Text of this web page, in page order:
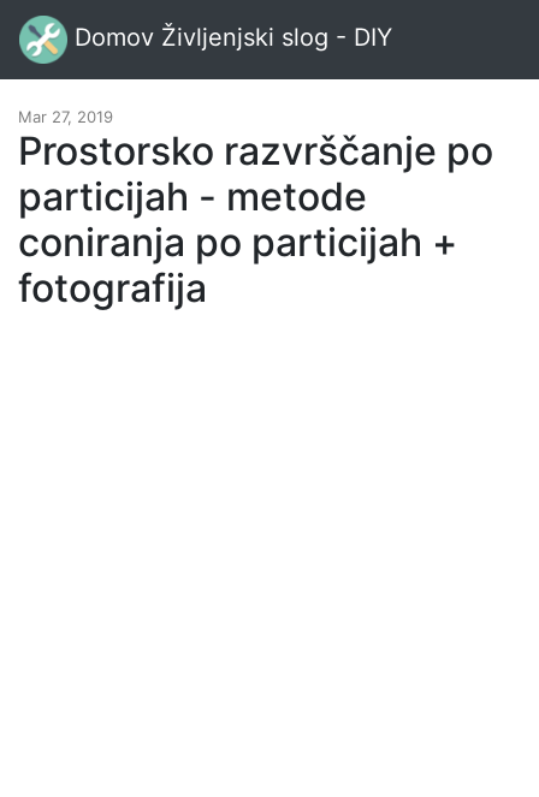
Domov Življenjski slog - DIY
Mar 27, 2019
Prostorsko razvrščanje po
particijah - metode
coniranja po particijah +
fotografija